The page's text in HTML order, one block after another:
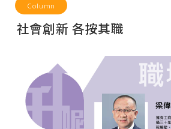
Column
社會創新 各按其職